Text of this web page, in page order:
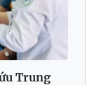
Trung